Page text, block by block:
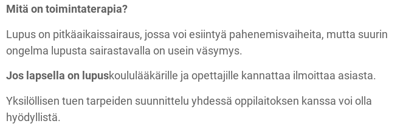
Mitä on toimintaterapia?
Lupus on pitkäaikaissairaus, jossa voi esiintyä pahenemisvaiheita, mutta suurin
ongelma lupusta sairastavalla on usein väsymys.
Jos lapsella on lupuskoululääkärille ja opettajille kannattaa ilmoittaa asiasta.
Yksilöllisen tuen tarpeiden suunnittelu yhdessä oppilaitoksen kanssa voi olla
hyödyllistä.